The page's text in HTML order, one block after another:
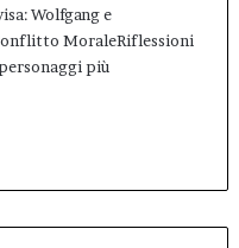
Wolfgang e
MoraleRiflessioni
più